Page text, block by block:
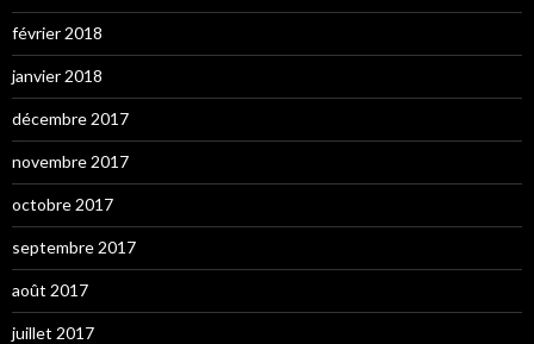
février 2018
janvier 2018
décembre 2017
novembre 2017
octobre 2017
septembre 2017
août 2017
juillet 2017